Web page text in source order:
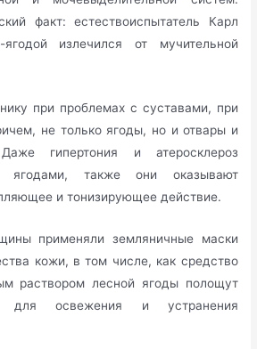
факт: естествоиспытатель Карл
излечился от мучительной
при проблемах с суставами, при
не только ягоды, но и отвары и
гипертония и атеросклероз
ягодами, также они оказывают
и тонизирующее действие.
применяли земляничные маски
кожи, в том числе, как средство
раствором лесной ягоды полощут
для освежения и устранения